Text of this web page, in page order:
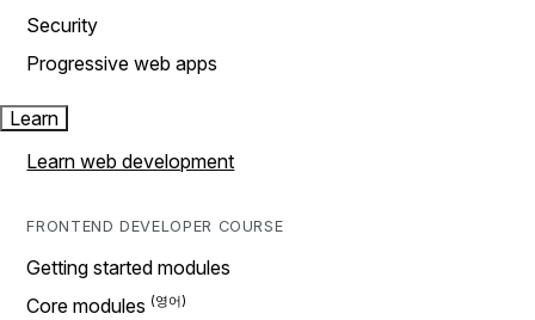
Security
Progressive web apps
Learn
Learn web development
FRONTEND DEVELOPER COURSE
Getting started modules
Core modules